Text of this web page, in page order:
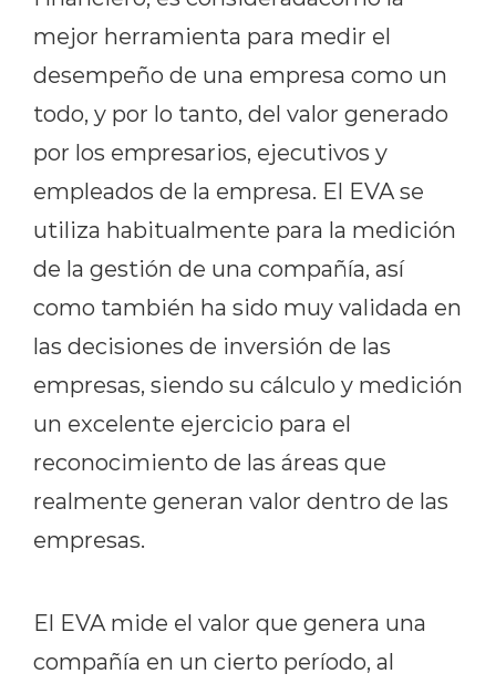
mejor herramienta para medir el
desempeño de una empresa como un
todo, y por lo tanto, del valor generado
por los empresarios, ejecutivos y
empleados de la empresa. El EVA se
utiliza habitualmente para la medición
de la gestión de una compañía, así
como también ha sido muy validada en
las decisiones de inversión de las
empresas, siendo su cálculo y medición
un excelente ejercicio para el
reconocimiento de las áreas que
realmente generan valor dentro de las
empresas.
El EVA mide el valor que genera una
compañía en un cierto período, al